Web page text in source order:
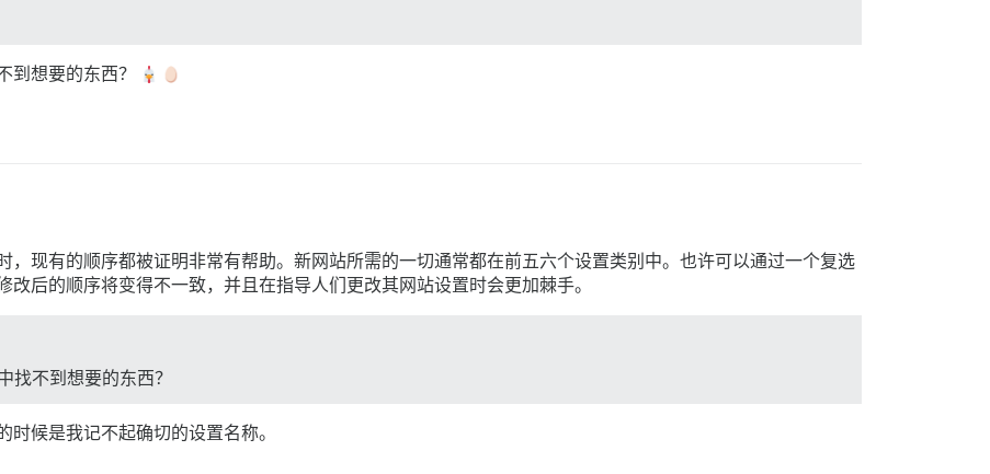
到想要的东西？
，现有的顺序都被证明非常有帮助。新网站所需的一切通常都在前五六个设置类别中。也许可以通过一个复选
后的顺序将变得不一致，并且在指导人们更改其网站设置时会更加棘手。
找不到想要的东西？
候是我记不起确切的设置名称。